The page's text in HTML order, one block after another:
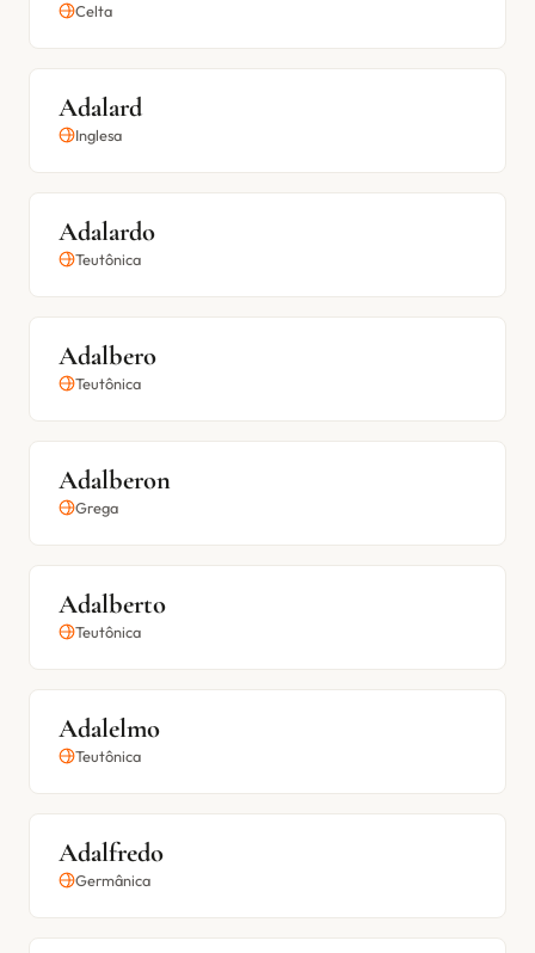
Celta
Adalard
Inglesa
Adalardo
Teutônica
Adalbero
Teutônica
Adalberon
Grega
Adalberto
Teutônica
Adalelmo
Teutônica
Adalfredo
Germânica